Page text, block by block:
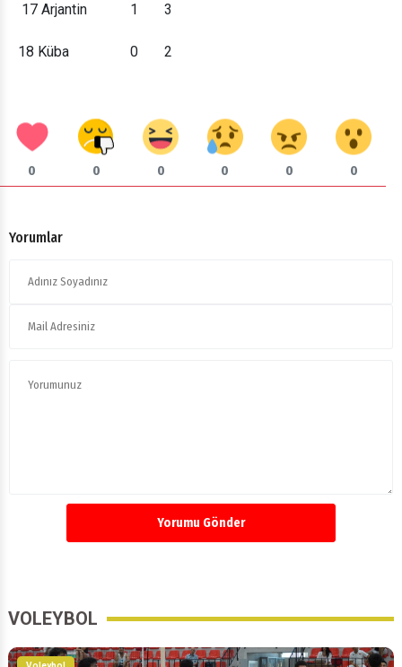
17 Arjantin 1 3
18 Küba 0 2
0 0 0 0 0 0
Yorumlar
Yorumu Gönder
VOLEYBOL